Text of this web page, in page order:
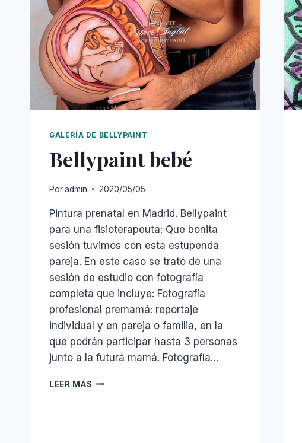
GALERÍA DE BELLYPAINT
Bellypaint bebé
Poradmin 2020/05/05
Pintura prenatal en Madrid. Bellypaint
para una fisioterapeuta: Que bonita
sesión tuvimos con esta estupenda
pareja. En este caso se trató de una
sesión de estudio con fotografía
completa que incluye: Fotografía
profesional premamá: reportaje
individual y en pareja o familia, en la
que podrán participar hasta 3 personas
junto a la futurá mamá. Fotografía…
LEER MÁS BELLYPAINT